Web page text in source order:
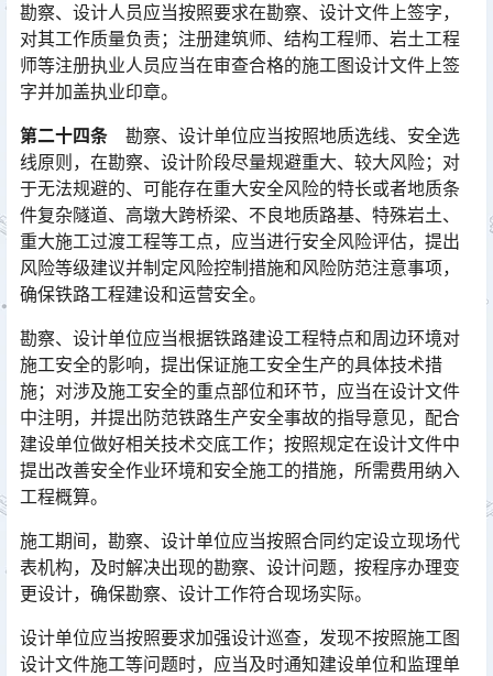
勘察、设计人员应当按照要求在勘察、设计文件上签字，
对其工作质量负责；注册建筑师、结构工程师、岩土工程
师等注册执业人员应当在审查合格的施工图设计文件上签
字并加盖执业印章。󠅅󠅃󠄵󠅂󠄪󠇖󠆨󠆨󠇕󠆞󠆒󠅬󠇘󠆭󠆘󠇙󠆝󠅵󠇗󠆭󠆁󠄐󠇗󠅹󠅸󠇖󠆍󠅳󠇖󠅹󠅰󠇖󠆌󠅹
第二十四条 勘察、设计单位应当按照地质选线、安全选
线原则，在勘察、设计阶段尽量规避重大、较大风险；对
于无法规避的、可能存在重大安全风险的特长或者地质条
件复杂隧道、高墩大跨桥梁、不良地质路基、特殊岩土、
重大施工过渡工程等工点，应当进行安全风险评估，提出
风险等级建议并制定风险控制措施和风险防范注意事项，
确保铁路工程建设和运营安全。󠅅󠅃󠄵󠅂󠄪󠇖󠆨󠆨󠇕󠆞󠆒󠅬󠇘󠆭󠆘󠇙󠆝󠅵󠇗󠆭󠆁󠄐󠇗󠅹󠅸󠇖󠆍󠅳󠇖󠅹󠅰󠇖󠆌󠅹
勘察、设计单位应当根据铁路建设工程特点和周边环境对
施工安全的影响，提出保证施工安全生产的具体技术措
施；对涉及施工安全的重点部位和环节，应当在设计文件
中注明，并提出防范铁路生产安全事故的指导意见，配合
建设单位做好相关技术交底工作；按照规定在设计文件中
提出改善安全作业环境和安全施工的措施，所需费用纳入
工程概算。󠅅󠅃󠄵󠅂󠄪󠇖󠆨󠆨󠇕󠆞󠆒󠅬󠇘󠆭󠆘󠇙󠆝󠅵󠇗󠆭󠆁󠄐󠇗󠅹󠅸󠇖󠆍󠅳󠇖󠅹󠅰󠇖󠆌󠅹
施工期间，勘察、设计单位应当按照合同约定设立现场代
表机构，及时解决出现的勘察、设计问题，按程序办理变
更设计，确保勘察、设计工作符合现场实际。
设计单位应当按照要求加强设计巡查，发现不按照施工图
设计文件施工等问题时，应当及时通知建设单位和监理单